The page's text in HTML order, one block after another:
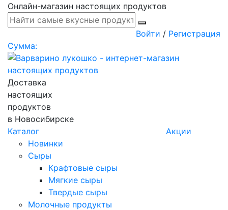
Онлайн-магазин настоящих продуктов
Войти / Регистрация
Сумма:
Доставка
настоящих
продуктов
в Новосибирске
Каталог
Новинки
Сыры
Крафтовые сыры
Мягкие сыры
Твердые сыры
Молочные продукты
Акции